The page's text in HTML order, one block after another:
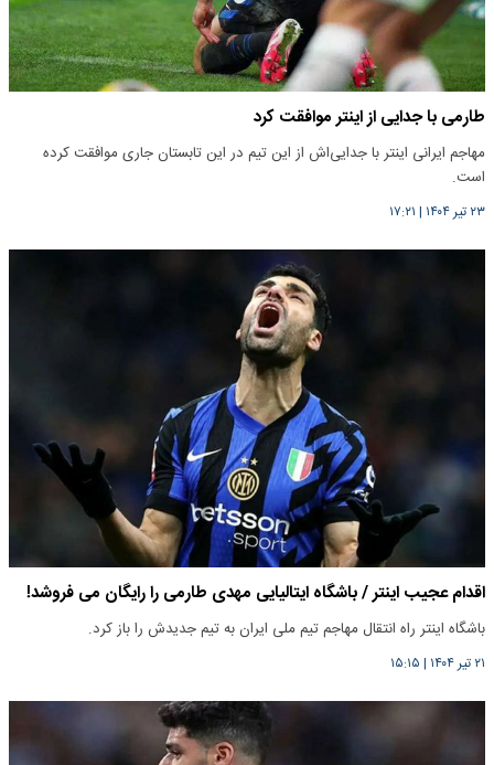
طارمی با جدایی از اینتر موافقت کرد
مهاجم ایرانی اینتر با جدایی‌اش از این تیم در این تابستان جاری موافقت کرده
است.
۲۳ تیر ۱۴۰۴ | ۱۷:۲۱
اقدام عجیب اینتر / باشگاه ایتالیایی مهدی طارمی را رایگان می فروشد!
باشگاه اینتر راه انتقال مهاجم تیم ملی ایران به تیم جدیدش را باز کرد.
۲۱ تیر ۱۴۰۴ | ۱۵:۱۵